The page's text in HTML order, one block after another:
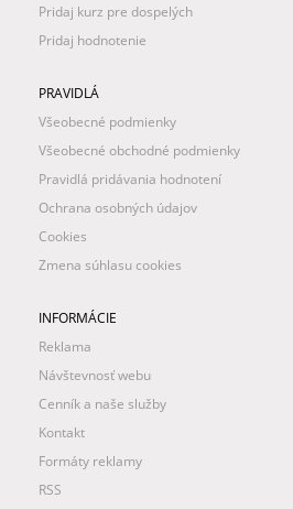
Pridaj kurz pre dospelých
Pridaj hodnotenie
PRAVIDLÁ
Všeobecné podmienky
Všeobecné obchodné podmienky
Pravidlá pridávania hodnotení
Ochrana osobných údajov
Cookies
Zmena súhlasu cookies
INFORMÁCIE
Reklama
Návštevnosť webu
Cenník a naše služby
Kontakt
Formáty reklamy
RSS